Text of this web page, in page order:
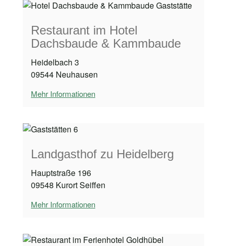
Restaurant im Hotel
Dachsbaude & Kammbaude
Heidelbach 3
09544 Neuhausen
Mehr Informationen
Landgasthof zu Heidelberg
Hauptstraße 196
09548 Kurort Seiffen
Mehr Informationen